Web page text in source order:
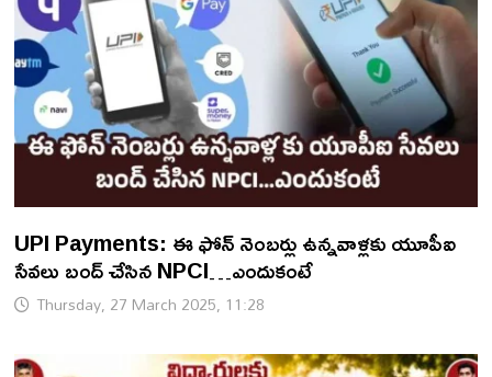
UPI Payments: ఈ ఫోన్ నెంబర్లు ఉన్నవాళ్లకు యూపీఐ
సేవలు బంద్ చేసిన NPCI…ఎందుకంటే
Thursday, 27 March 2025, 11:28